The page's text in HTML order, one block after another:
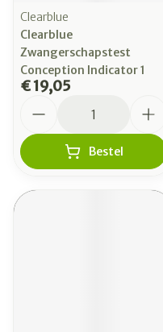
Clearblue
Clearblue
Zwangerschapstest
Conception Indicator 1
€ 19,05
Bestel